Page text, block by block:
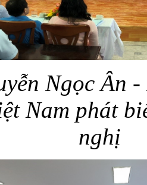
Ngọc Ân
Nam phát
nghị